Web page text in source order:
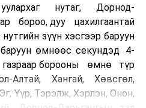
нутаг, Дорнод-
бороо, дуу цахилгаантай
зүүн хэсгээр баруун
баруун өмнөөс секундэд 4-
борооны өмнө түр
Алтай, Хангай, Хөвсгөл,
Үүр, Тэрэлж, Хэрлэн, Онон,